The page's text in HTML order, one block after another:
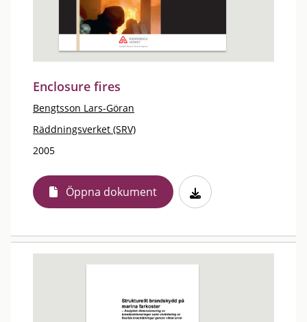
Enclosure fires
Bengtsson Lars-Göran
Räddningsverket (SRV)
2005
Öppna dokument